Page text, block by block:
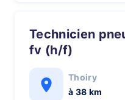
technicien pneumatique val thoiry
fv (h/f)
Thoiry
à 38 km